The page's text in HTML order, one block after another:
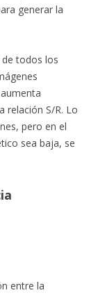
generar la
todos los
relación S/R. Lo
pero en el
sea baja, se
entre la